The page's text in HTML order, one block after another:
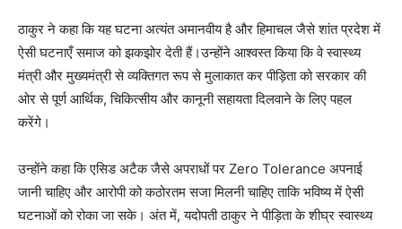
ठाकुर ने कहा कि यह घटना अत्यंत अमानवीय है और हिमाचल जैसे शांत प्रदेश में
ऐसी घटनाएँ समाज को झकझोर देती हैं।उन्होंने आश्वस्त किया कि वे स्वास्थ्य
मंत्री और मुख्यमंत्री से व्यक्तिगत रूप से मुलाकात कर पीड़िता को सरकार की
ओर से पूर्ण आर्थिक, चिकित्सीय और कानूनी सहायता दिलवाने के लिए पहल
करेंगे।
उन्होंने कहा कि एसिड अटैक जैसे अपराधों पर Zero Tolerance अपनाई
जानी चाहिए और आरोपी को कठोरतम सजा मिलनी चाहिए ताकि भविष्य में ऐसी
घटनाओं को रोका जा सके। अंत में, यदोपती ठाकुर ने पीड़िता के शीघ्र स्वास्थ्य